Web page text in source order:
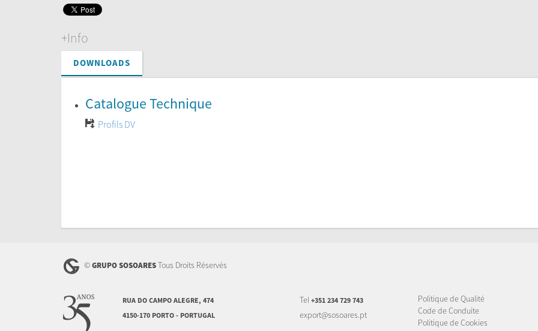
+Info
DOWNLOADS
Catalogue Technique
Profils DV
©GRUPO SOSOARESTous Droits Réservés
RUA DO CAMPO ALEGRE, 474
4150-170 PORTO - PORTUGAL
Tel +351 234 729 743
export@sosoares.pt
Politique de Qualité
Code de Conduite
Politique de Cookies